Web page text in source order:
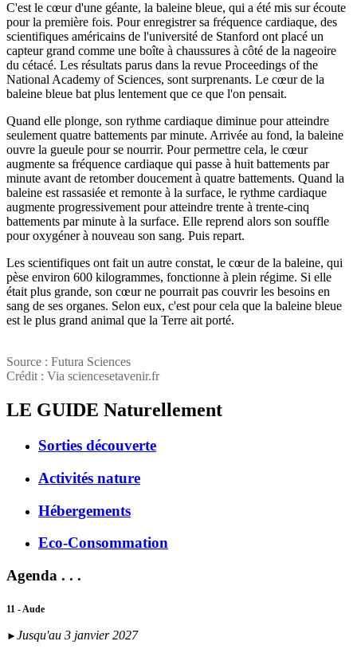
C'est le cœur d'une géante, la baleine bleue, qui a été mis sur écoute
pour la première fois. Pour enregistrer sa fréquence cardiaque, des
scientifiques américains de l'université de Stanford ont placé un
capteur grand comme une boîte à chaussures à côté de la nageoire
du cétacé. Les résultats parus dans la revue Proceedings of the
National Academy of Sciences, sont surprenants. Le cœur de la
baleine bleue bat plus lentement que ce que l'on pensait.
Quand elle plonge, son rythme cardiaque diminue pour atteindre
seulement quatre battements par minute. Arrivée au fond, la baleine
ouvre la gueule pour se nourrir. Pour permettre cela, le cœur
augmente sa fréquence cardiaque qui passe à huit battements par
minute avant de retomber doucement à quatre battements. Quand la
baleine est rassasiée et remonte à la surface, le rythme cardiaque
augmente progressivement pour atteindre trente à trente-cinq
battements par minute à la surface. Elle reprend alors son souffle
pour oxygéner à nouveau son sang. Puis repart.
Les scientifiques ont fait un autre constat, le cœur de la baleine, qui
pèse environ 600 kilogrammes, fonctionne à plein régime. Si elle
était plus grande, son cœur ne pourrait pas couvrir les besoins en
sang de ses organes. Selon eux, c'est pour cela que la baleine bleue
est le plus grand animal que la Terre ait porté.
Source : Futura Sciences
Crédit : Via sciencesetavenir.fr
LE GUIDE Naturellement
Sorties découverte
Activités nature
Hébergements
Eco-Consommation
Agenda . . .
11 - Aude
► Jusqu'au 3 janvier 2027